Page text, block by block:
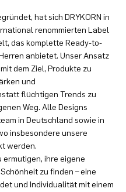
hat sich DRYKORN in
renommierten Label
das komplette Ready-to-
anbietet. Unser Ansatz
dem Ziel, Produkte zu
und
flüchtigen Trends zu
Weg. Alle Designs
in Deutschland sowie in
insbesondere unsere
werden.
ermutigen, ihre eigene
zu finden – eine
und Individualität mit einem